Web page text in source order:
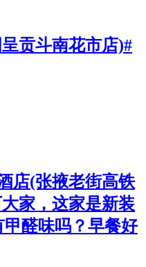
贡斗南花市店)#
店(张掖老街高铁
家，这家是新装
醛味吗？早餐好